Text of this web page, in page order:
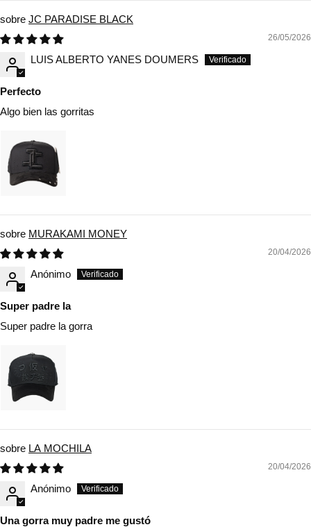
JC PARADISE BLACK
26/05/2026
LUIS ALBERTO YANES DOUMERS
Perfecto
Algo bien las gorritas
MURAKAMI MONEY
20/04/2026
Anónimo
Super padre la
Super padre la gorra
LA MOCHILA
20/04/2026
Anónimo
Una gorra muy padre me gustó